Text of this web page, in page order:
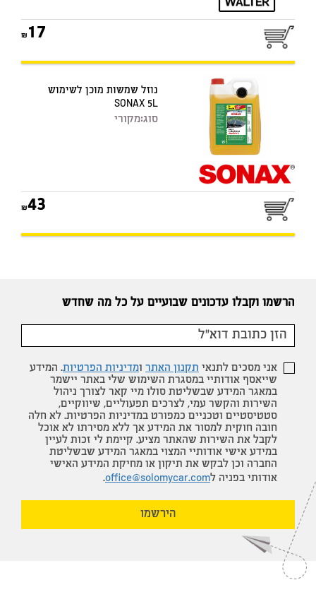
17
נוזל שמשות מוכן לשימוש
SONAX 5L
סוג:מקורי
43
הרשמו וקבלו עדכונים שבועיים על כל מה שחדש
אני מסכים לתנאי תקנון האתר ומדיניות הפרטיות. המידע
שייאסף אודותיי במסגרת השימוש שלי באתר יישמר
במאגר המידע שבשליטת סולו מיי קאר לצורך ניהול
השירות והקשר עמי, לצרכים תפעוליים, שיווקיים,
סטטיסטיים וטכניים כמפורט במדיניות הפרטיות. לא חלה
חובה חוקית למסור את המידע אך ללא מסירתו לא אוכל
לקבל את השירות שהאתר מציע. קיימת לי זכות לעיין
במידע אישי אודותיי המצוי במאגר המידע שבשליטת
החברה וכן לבקש את תיקון או מחיקת המידע האישי
אודותי בפניה לoffice@solomycar.com
.
הירשמו